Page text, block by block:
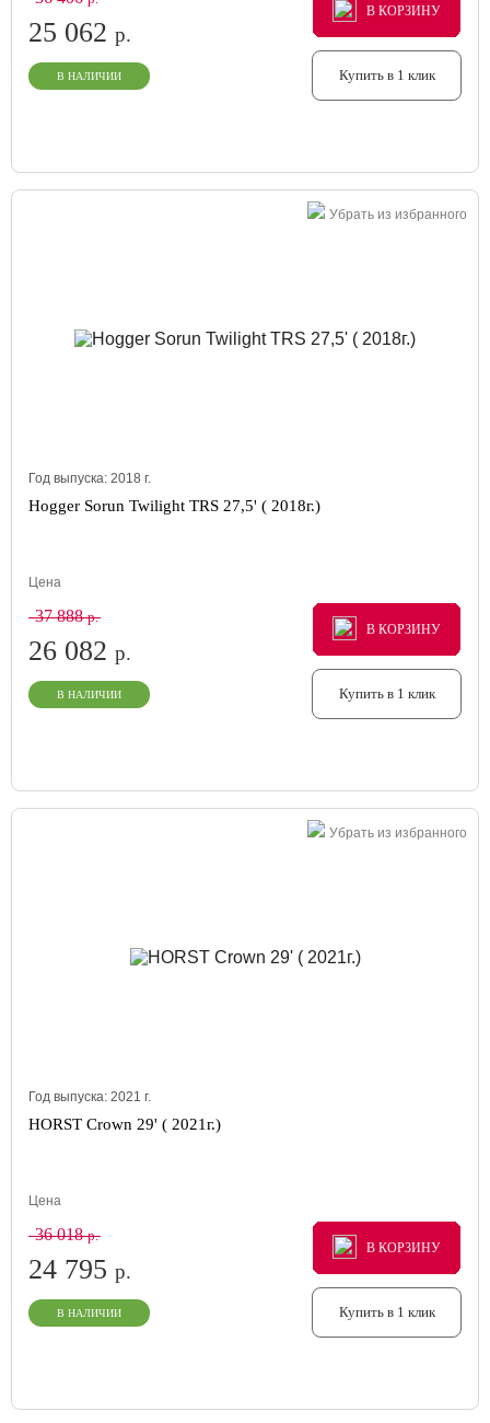
25 062 р.
В НАЛИЧИИ
В КОРЗИНУ
В КОРЗИНУ
В КОРЗИНУ
Купить в 1 клик
Убрать из избранного
Год выпуска: 2018 г.
Hogger Sorun Twilight TRS 27,5' ( 2018г.)
Цена
37 888р.
26 082 р.
В НАЛИЧИИ
В КОРЗИНУ
В КОРЗИНУ
В КОРЗИНУ
Купить в 1 клик
Убрать из избранного
Год выпуска: 2021 г.
HORST Crown 29' ( 2021г.)
Цена
36 018р.
24 795 р.
В НАЛИЧИИ
В КОРЗИНУ
В КОРЗИНУ
В КОРЗИНУ
Купить в 1 клик